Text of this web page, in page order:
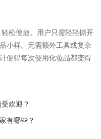
松便捷。用户只需轻轻撕开
小样。无需额外工具或复杂
使得每次使用化妆品都变得
欢迎？
有哪些？